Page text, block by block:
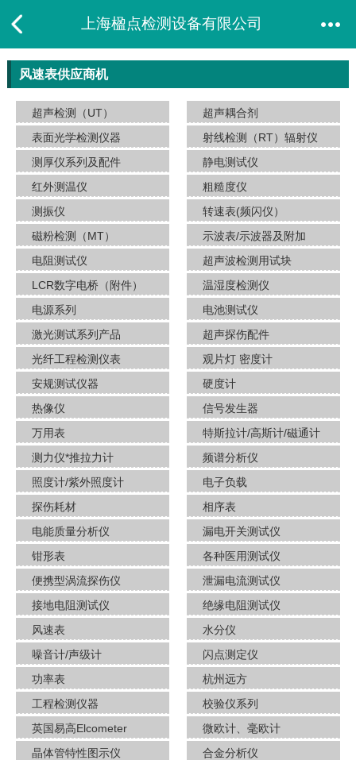
上海楹点检测设备有限公司
风速表供应商机
超声检测（UT）
超声耦合剂
表面光学检测仪器
射线检测（RT）辐射仪
测厚仪系列及配件
静电测试仪
红外测温仪
粗糙度仪
测振仪
转速表(频闪仪）
磁粉检测（MT）
示波表/示波器及附加
电阻测试仪
超声波检测用试块
LCR数字电桥（附件）
温湿度检测仪
电源系列
电池测试仪
激光测试系列产品
超声探伤配件
光纤工程检测仪表
观片灯 密度计
安规测试仪器
硬度计
热像仪
信号发生器
万用表
特斯拉计/高斯计​/磁通计
测力仪*推拉力计
频谱分析仪
照度计/紫外照度计
电子负载
探伤耗材
相序表
电能质量分析仪
漏电开关测试仪
钳形表
各种医用测试仪
便携型涡流探伤仪
泄漏电流测试仪
接地电阻测试仪
绝缘电阻测试仪
风速表
水分仪
噪音计/声级计
闪点测定仪
功率表
杭州远方
工程检测仪器
校验仪系列
英国易高Elcometer
微欧计、毫欧计
晶体管特性图示仪
合金分析仪